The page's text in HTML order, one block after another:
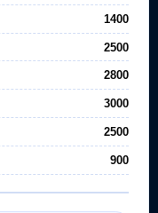
1400
2500
2800
3000
2500
900